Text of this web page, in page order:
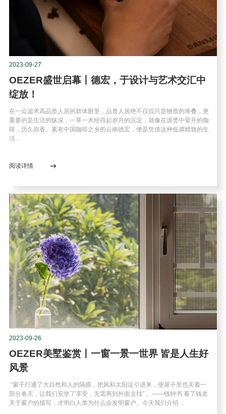
2023-09-27
OEZER盛世启幕丨德宏，于设计与艺术交汇中
绽放！
在一众追求高品质人居的群体眼里，品质人居绝不仅仅只是物质的堆叠，更
重要的是生活的纵深，一草一木经得起岁月的沉淀，就像在滚烫中晕开的咖
啡，历久弥香。素有中国咖啡之乡的云南德宏，便是凭借这种低调精致的生
活…
阅读详情
2023-09-26
OEZER美墅鉴赏丨一窗一景一世界 皆是人生好
风景
“窗子打通了大自然和人的隔膜，把风和太阳逗引进来，使屋子里也关着一
部分春天，让我们安坐了享受，无需再到外面去找” 。——钱钟书 看了钱老
关于窗户的描写，才明白人类为什么会发明窗户。今天我们介绍…